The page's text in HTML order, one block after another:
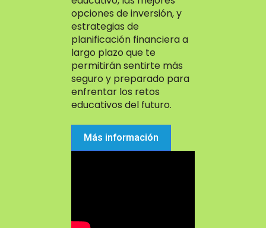
opciones de inversión, y
estrategias de
planificación financiera a
largo plazo que te
permitirán sentirte más
seguro y preparado para
enfrentar los retos
educativos del futuro.
Más información